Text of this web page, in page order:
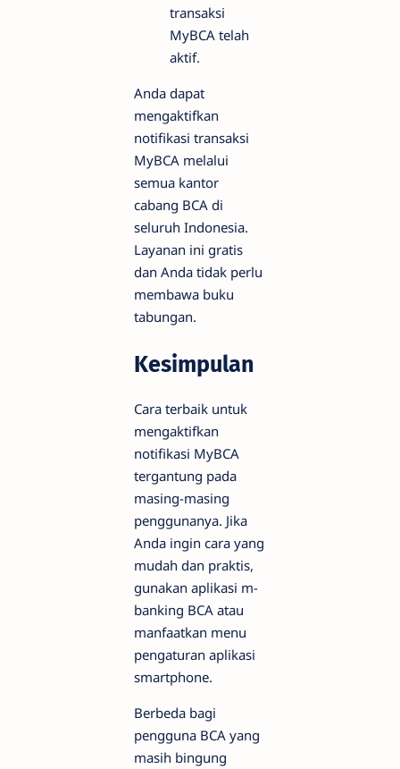
transaksi
MyBCA telah
aktif.
Anda dapat
mengaktifkan
notifikasi transaksi
MyBCA melalui
semua kantor
cabang BCA di
seluruh Indonesia.
Layanan ini gratis
dan Anda tidak perlu
membawa buku
tabungan.
Kesimpulan
Cara terbaik untuk
mengaktifkan
notifikasi MyBCA
tergantung pada
masing-masing
penggunanya. Jika
Anda ingin cara yang
mudah dan praktis,
gunakan aplikasi m-
banking BCA atau
manfaatkan menu
pengaturan aplikasi
smartphone.
Berbeda bagi
pengguna BCA yang
masih bingung